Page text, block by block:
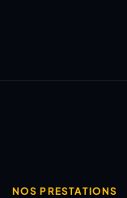
NOS PRESTATIONS